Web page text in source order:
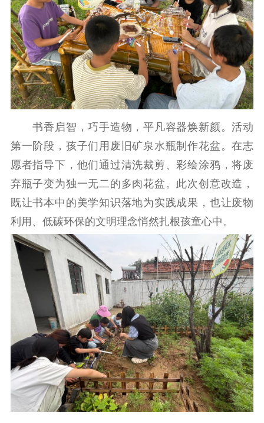
新闻宣传
主题宣传 对外宣传
新闻发布
记者之家
品牌栏目
文化文艺
精品生产 文化惠民
文化传承
文化交流
体制改革
文化产业
紫金文化艺术节
品牌活动 紫艺舞台
精神文明
文明创建 文明实践
文明培育
先进典型
社会宣传
思想政治教育 爱国主义教育
全民国防教育
红色资源保护利
用
新闻出版
精品出版 全民阅读
出版监管
扫黄打非
电影工作
书香启智，巧手造物，平凡容器焕新颜。活动
第一阶段，孩子们用废旧矿泉水瓶制作花盆。在志
愿者指导下，他们通过清洗裁剪、彩绘涂鸦，将废
弃瓶子变为独一无二的多肉花盆。此次创意改造，
既让书本中的美学知识落地为实践成果，也让废物
利用、低碳环保的文明理念悄然扎根孩童心中。